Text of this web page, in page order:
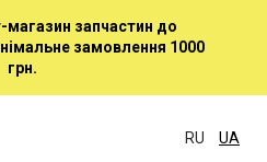
магазин запчастин до
замовлення 1000
грн.
RU UA